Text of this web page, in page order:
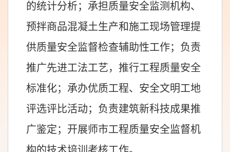
的统计分析；承担质量安全监测机构、
预拌商品混凝土生产和施工现场管理提
供质量安全监督检查辅助性工作；负责
推广先进工法工艺，推行工程质量安全
标准化；承办优质工程、安全文明工地
评选评比活动；负责建筑新科技成果推
广鉴定；开展师市工程质量安全监督机